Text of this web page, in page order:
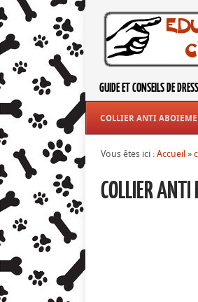
GUIDE ET CONSEILS DE
COLLIER ANTI
Vous êtes ici :Accueil»
COLLIER